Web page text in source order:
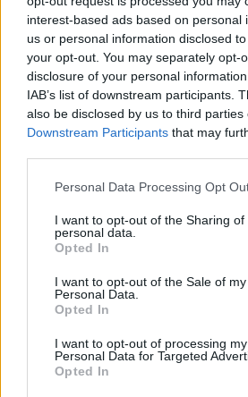
interest-based ads based on personal
us or personal information disclosed
your opt-out. You may separately opt-
disclosure of your personal
IAB’s list of downstream participants.
also be disclosed by us to third parties
Downstream Participants that may
Personal Data Processing Opt
I want to opt-out of the Sharing of
personal data.
Opted In
I want to opt-out of the Sale of my
Personal Data.
Opted In
I want to opt-out of processing my
Personal Data for Targeted
Opted In
Κάτοικος διαμαρτύρεται και ζητά
να δοθεί λύση στο πρόβλημα που
ταλαιπωρεί τον ίδιο και άλλους
κατοίκους της περιοχής
ΧΩΡΙΑ
Η Αγιάσος τιμά τον Γιάννη
Εκδήλωση για τον επί 45 χρόνια
αρχισυντάκτη και διευθυντή του
περιοδικού «ΑΓΙΑΣΟΣ», τη
της Παναγίας
Μουσικές πάνω στο κύμα στην
παραλία της Δρώτας
μουσική, χορό και διασκέδαση από
τον Πολιτιστικό Εξωραϊστικό
Σύλλογο «Η Δρώτα»